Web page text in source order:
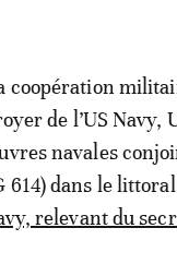
coopération
de l’US Navy,
navales
614) dans le
relevant du